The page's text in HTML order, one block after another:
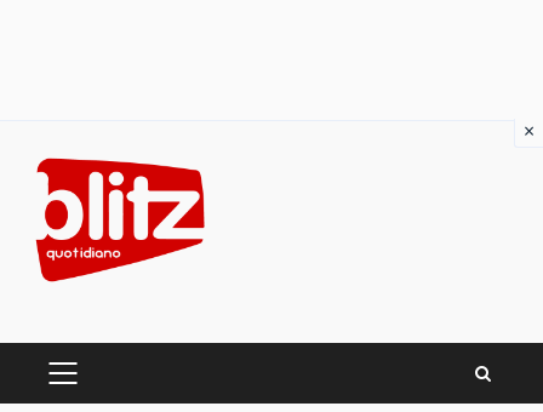
content
PRIMARY
×